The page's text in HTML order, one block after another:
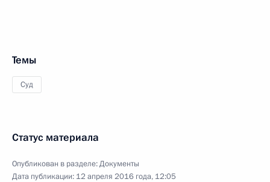
Темы
Суд
Статус материала
Опубликован в разделе:Документы
Дата публикации: 12 апреля 2016 года, 12:05